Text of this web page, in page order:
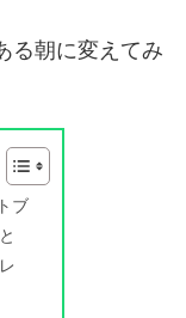
る朝に変えてみ
ブ